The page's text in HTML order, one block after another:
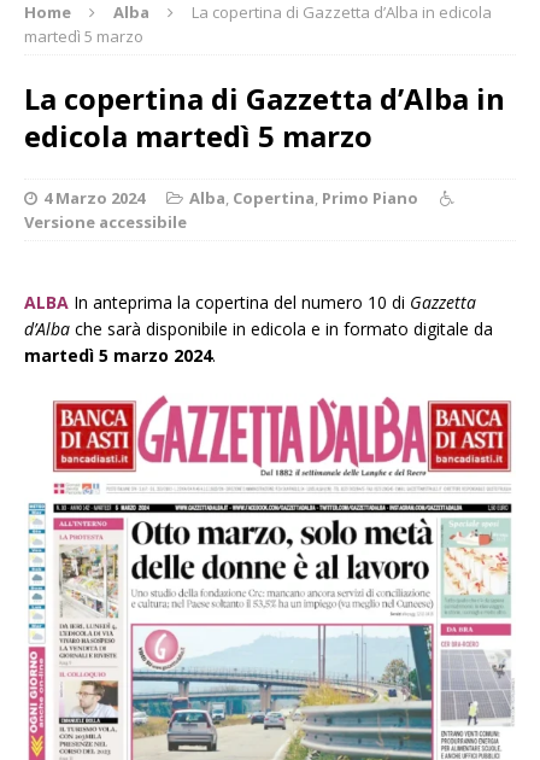
Home Alba
La copertina di Gazzetta d’Alba in edicola
martedì 5 marzo
La copertina di Gazzetta d’Alba in
edicola martedì 5 marzo
4 Marzo 2024 Alba, Copertina, Primo Piano
Versione accessibile
ALBA In anteprima la copertina del numero 10 di Gazzetta
d’Alba che sarà disponibile in edicola e in formato digitale da
martedì 5 marzo 2024.